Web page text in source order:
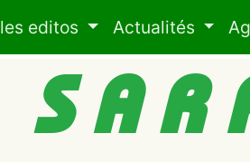
les editos Actualités